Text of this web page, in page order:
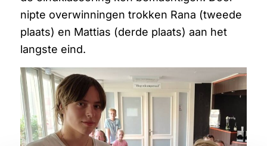
nipte overwinningen trokken Rana (tweede
plaats) en Mattias (derde plaats) aan het
langste eind.